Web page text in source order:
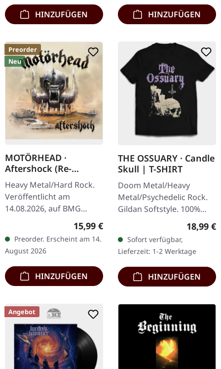
HINZUFÜGEN HINZUFÜGEN
Preorder
Neu
MOTÖRHEAD ·
Aftershock (Re-
Release) | CD
Heavy Metal/Hard Rock.
Veröffentlicht am
14.08.2026, auf BMG
Rights Management. CD-
Neuauflage. Sobald die
ersten Takte von
Aftershock aus den
Boxen…
Regulärer Preis:
15,99 €
Preorder. Erscheint am 14.
August 2026
HINZUFÜGEN
THE OSSUARY · Candle
Skull | T-SHIRT
Doom Metal/Heavy
Metal/Psychedelic Rock.
Gildan Softstyle. 100%
Baumwolle. Druck auf18,99 €
Sofort verfügbar,
Lieferzeit: 1-2 Werktage
HINZUFÜGEN
Angebot